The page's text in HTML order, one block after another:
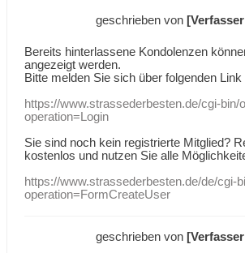
geschrieben von
Bereits hinterlassene Kondolenzen
angezeigt werden.
Bitte melden Sie sich über folgenden Link
https://www.strassederbesten.de/cgi-bin/
operation=Login
Sie sind noch kein registrierte Mitglied?
kostenlos und nutzen Sie alle
https://www.strassederbesten.de/de/cgi-
operation=FormCreateUser
geschrieben von